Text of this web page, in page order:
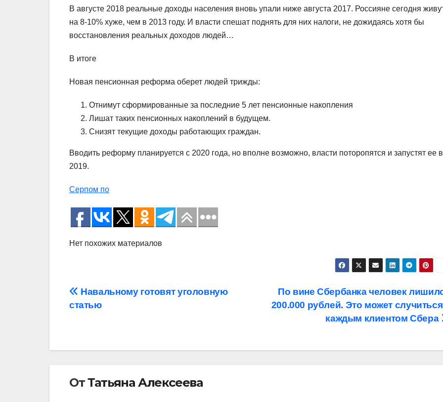
В августе 2018 реальные доходы населения вновь упали ниже августа 2017. Россияне сегодня
на 8-10% хуже, чем в 2013 году. И власти спешат поднять для них налоги, не дожидаясь хотя бы
восстановления реальных доходов людей…
В итоге
Новая пенсионная реформа оберет людей трижды:
Отнимут сформированные за последние 5 лет пенсионные накопления
Лишат таких пенсионных накоплений в будущем.
Снизят текущие доходы работающих граждан.
Вводить реформу планируется с 2020 года, но вполне возможно, власти поторопятся и запустят ее в
2019.
Серпом по
Нет похожих материалов
Навигация
По вине Сбербанка человек
200.000 рублей. Это может
каждым клиентом Сбера
Навальному готовят уголовную
статью
ОтТатьяна Алексеева